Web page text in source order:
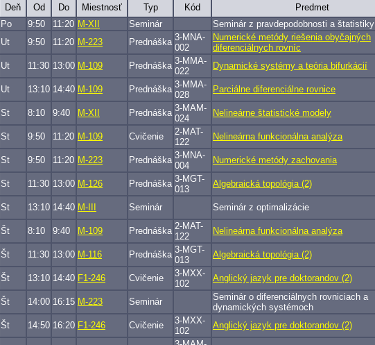
Deň Od Do Miestnosť Typ Kód Predmet
Po
9:50 11:20 M-XII Seminár Seminár z pravdepodobnosti a štatistiky
Ut
9:50 11:20 M-223 Prednáška 3-MNA-
002
Numerické metódy riešenia obyčajných
diferenciálnych rovníc
Ut 11:30 13:00 M-109 Prednáška 3-MMA-
022
Dynamické systémy a teória bifurkácií
Ut 13:10 14:40 M-109 Prednáška 3-MMA-
028
Parciálne diferenciálne rovnice
St 8:10 9:40 M-XII Prednáška 3-MAM-
024
Nelineárne štatistické modely
St 9:50 11:20 M-109 Cvičenie
2-MAT-
122
Nelineárna funkcionálna analýza
St 9:50 11:20 M-223 Prednáška 3-MNA-
004
Numerické metódy zachovania
St 11:30 13:00 M-126 Prednáška 3-MGT-
013
Algebraická topológia (2)
St 13:10 14:40 M-III Seminár Seminár z optimalizácie
Št
8:10 9:40 M-109 Prednáška 2-MAT-
122
Nelineárna funkcionálna analýza
Št 11:30 13:00 M-116 Prednáška 3-MGT-
013
Algebraická topológia (2)
Št 13:10 14:40 F1-246 Cvičenie
3-MXX-
102
Anglický jazyk pre doktorandov (2)
Št 14:00 16:15 M-223 Seminár
Seminár o diferenciálnych rovniciach a
dynamických systémoch
Št 14:50 16:20 F1-246 Cvičenie
3-MXX-
102
Anglický jazyk pre doktorandov (2)